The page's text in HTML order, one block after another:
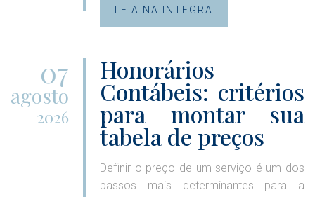
LEIA NA INTEGRA
07
agosto
2026
Honorários
Contábeis: critérios
para montar sua
tabela de preços
Definir o preço de um serviço é um dos
passos mais determinantes para a